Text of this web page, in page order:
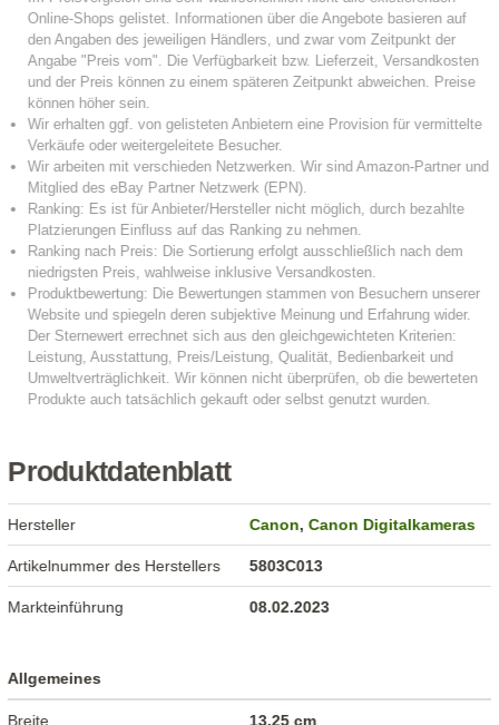
Produktdatenblatt
Hersteller Canon,Canon Digitalkameras
Artikelnummer des Herstellers 5803C013
Markteinführung 08.02.2023
Allgemeines
Breite 13,25 cm